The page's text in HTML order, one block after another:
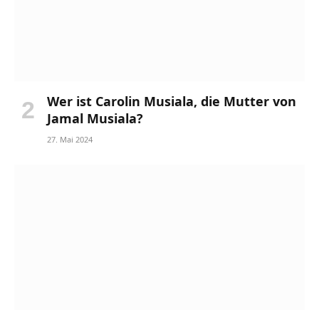
Wer ist Carolin Musiala, die Mutter von
Jamal Musiala?
27. Mai 2024